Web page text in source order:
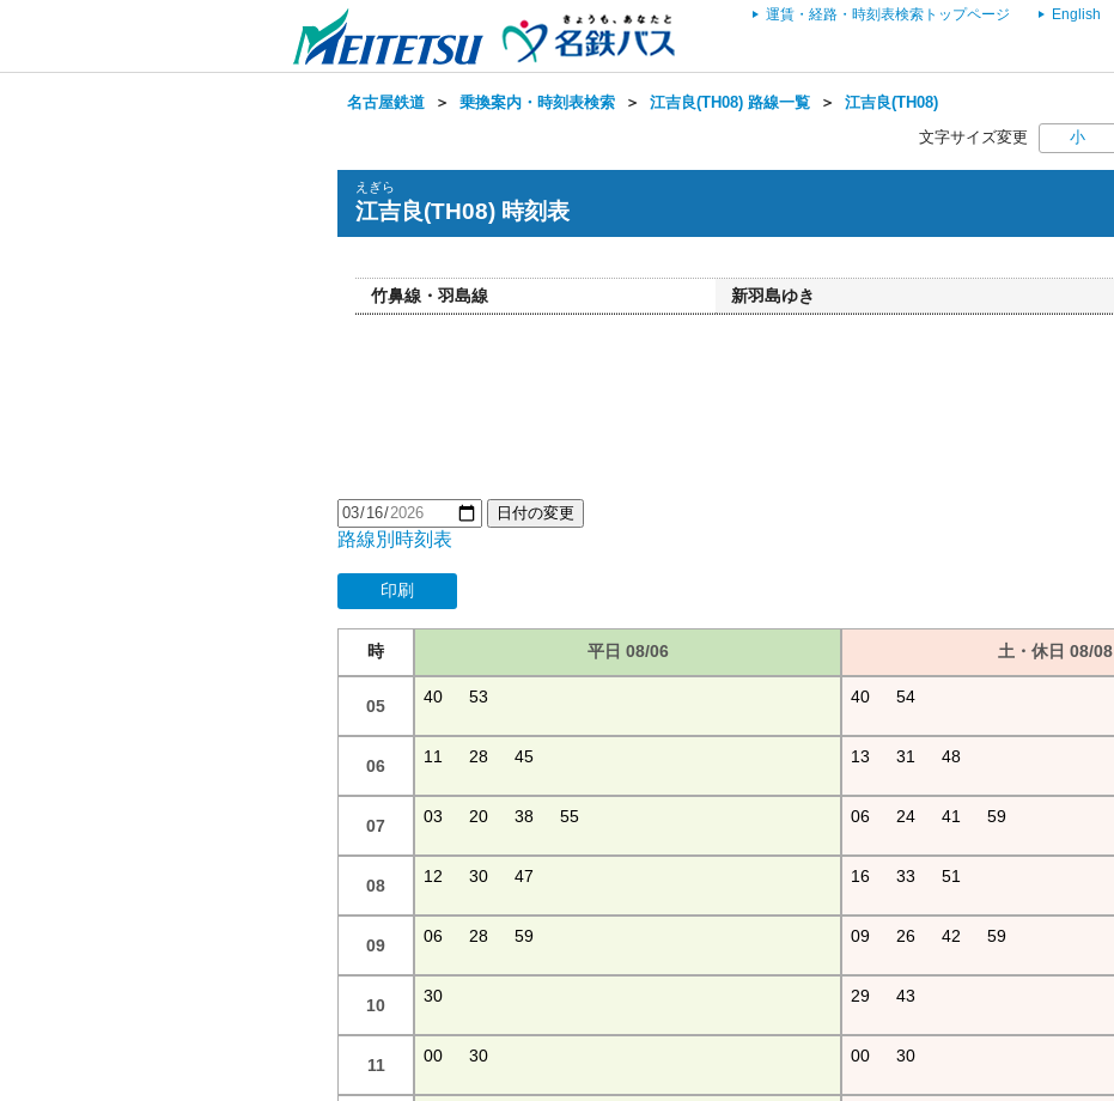
運賃・経路・時刻表検索トップページ English
名古屋鉄道 ＞ 乗換案内・時刻表検索 ＞ 江吉良(TH08) 路線一覧 ＞ 江吉良(TH08)
文字サイズ変更 小
えぎら
江吉良(TH08) 時刻表
竹鼻線・羽島線 新羽島ゆき
日付の変更
路線別時刻表
印刷
時 平日 08/06 土・休日 08/08
05 40 53 40 54
06 11 28 45 13 31 48
07 03 20 38 55 06 24 41 59
08 12 30 47 16 33 51
09 06 28 59 09 26 42 59
10 30 29 43
11 00 30 00 30